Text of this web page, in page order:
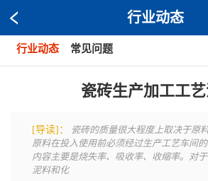
行业动态
行业动态 常见问题
瓷砖生产加工工
[导读]：
瓷砖的质量很大程度上取决于原
原料在投入使用前必须经过生产工艺车间
内容主要是烧失率、吸收率、收缩率。对
泥料和化